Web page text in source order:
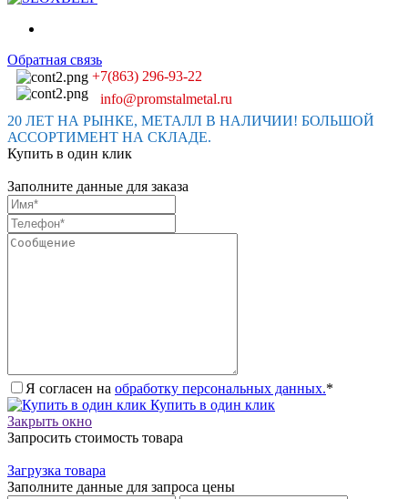
Обратная связь
+7(863) 296-93-22
info@promstalmetal.ru
20 ЛЕТ НА РЫНКЕ, МЕТАЛЛ В НАЛИЧИИ! БОЛЬШОЙ
АССОРТИМЕНТ НА СКЛАДЕ.
Купить в один клик
Заполните данные для заказа
Я согласен на обработку персональных данных.*
Купить в один клик
Закрыть окно
Запросить стоимость товара
Загрузка товара
Заполните данные для запроса цены